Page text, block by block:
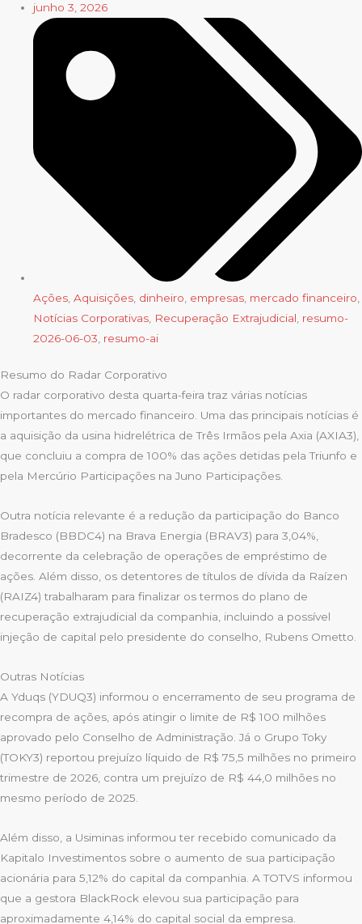
junho 3, 2026
Ações ,Aquisições dinheiro empresas mercado financeiro
Notícias Corporativas Recuperação Extrajudicial resumo-
2026-06-03 resumo-ai
Resumo do Radar Corporativo
O radar corporativo desta quarta-feira traz várias notícias
importantes do mercado financeiro. Uma das principais notícias é
a aquisição da usina hidrelétrica de Três Irmãos pela Axia (AXIA3),
que concluiu a compra de 100% das ações detidas pela Triunfo e
pela Mercúrio Participações na Juno Participações.
Outra notícia relevante é a redução da participação do Banco
Bradesco (BBDC4) na Brava Energia (BRAV3) para 3,04%,
decorrente da celebração de operações de empréstimo de
ações. Além disso, os detentores de títulos de dívida da Raízen
(RAIZ4) trabalharam para finalizar os termos do plano de
recuperação extrajudicial da companhia, incluindo a possível
injeção de capital pelo presidente do conselho, Rubens Ometto.
Outras Notícias
A Yduqs (YDUQ3) informou o encerramento de seu programa de
recompra de ações, após atingir o limite de R$ 100 milhões
aprovado pelo Conselho de Administração. Já o Grupo Toky
(TOKY3) reportou prejuízo líquido de R$ 75,5 milhões no primeiro
trimestre de 2026, contra um prejuízo de R$ 44,0 milhões no
mesmo período de 2025.
Além disso, a Usiminas informou ter recebido comunicado da
Kapitalo Investimentos sobre o aumento de sua participação
acionária para 5,12% do capital da companhia. A TOTVS informou
que a gestora BlackRock elevou sua participação para
aproximadamente 4,14% do capital social da empresa.